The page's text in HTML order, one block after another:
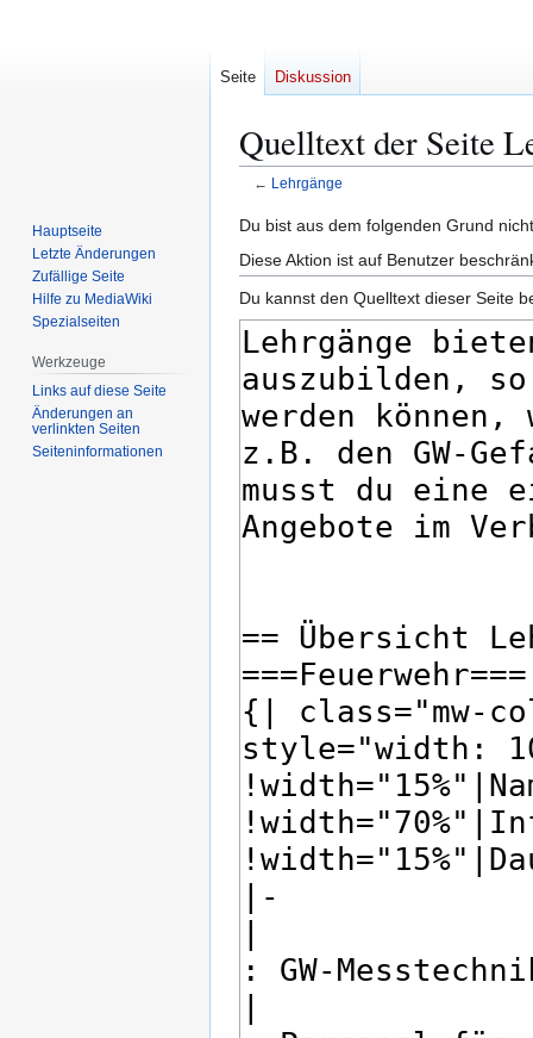
Quelltext der Seite
← Lehrgänge
Zur
Navigation
springen
Zur
Suche
springen
Du bist aus dem folgenden Grund
Diese Aktion ist auf Benutzer
Du kannst den Quelltext dieser Seite
Seite Diskussion
Hauptseite
Letzte Änderungen
Zufällige Seite
Hilfe zu MediaWiki
Spezialseiten
Werkzeuge
Links auf diese Seite
Änderungen an
verlinkten Seiten
Seiten­­informationen